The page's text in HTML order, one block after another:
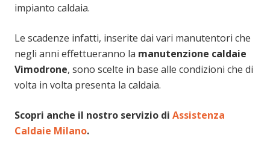
impianto caldaia.
Le scadenze infatti, inserite dai vari manutentori che
negli anni effettueranno la manutenzione caldaie
Vimodrone, sono scelte in base alle condizioni che di
volta in volta presenta la caldaia.
Scopri anche il nostro servizio di Assistenza
Caldaie Milano.